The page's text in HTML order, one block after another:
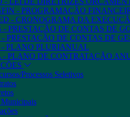
- PROGRAMAÇÃO
- CRONOGRAMA DA
- PRESTAÇÃO DE CONTAS DE
- PRESTAÇÃO DE CONTAS DE
- PLANO PLURIANUAL
- PLANO DE CONTRATAÇÃO
Processos Seletivos